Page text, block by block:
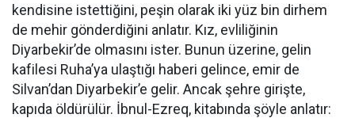
kendisine istettiğini, peşin olarak iki yüz bin dirhem
de mehir gönderdiğini anlatır. Kız, evliliğinin
Diyarbekir’de olmasını ister. Bunun üzerine, gelin
kafilesi Ruha’ya ulaştığı haberi gelince, emir de
Silvan’dan Diyarbekir’e gelir. Ancak şehre girişte,
kapıda öldürülür. İbnul-Ezreq, kitabında şöyle anlatır: